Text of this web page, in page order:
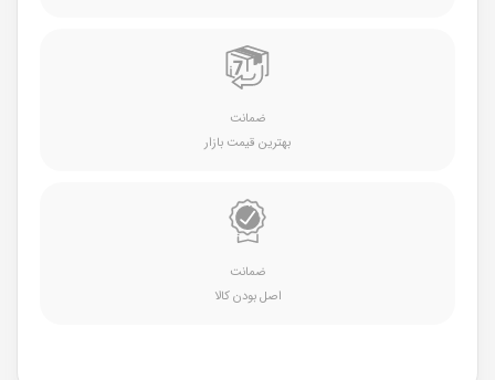
ضمانت
بهترین قیمت بازار
ضمانت
اصل بودن کالا